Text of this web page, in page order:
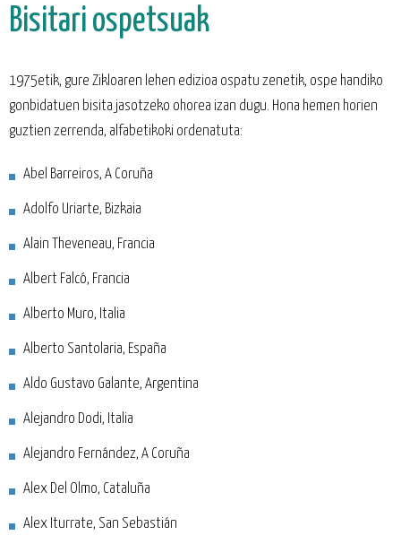
Bisitari ospetsuak
1975etik, gure Zikloaren lehen edizioa ospatu zenetik, ospe handiko
gonbidatuen bisita jasotzeko ohorea izan dugu. Hona hemen horien
guztien zerrenda, alfabetikoki ordenatuta:
Abel Barreiros, A Coruña
Adolfo Uriarte, Bizkaia
Alain Theveneau, Francia
Albert Falcó, Francia
Alberto Muro, Italia
Alberto Santolaria, España
Aldo Gustavo Galante, Argentina
Alejandro Dodi, Italia
Alejandro Fernández, A Coruña
Alex Del Olmo, Cataluña
Alex Iturrate, San Sebastián